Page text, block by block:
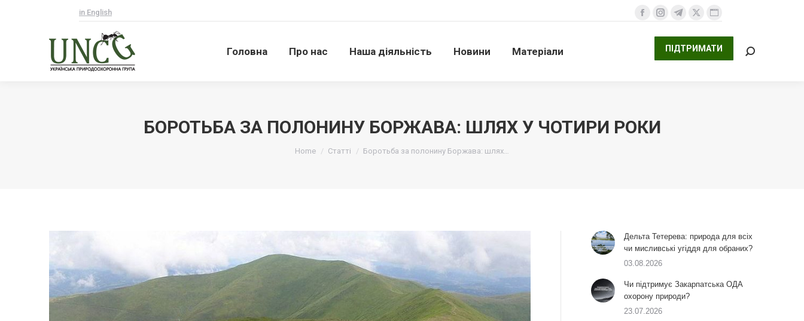
in English
Facebook
сторінка
відкривається
Instagram
сторінка
відкривається
Telegram
сторінка
відкривається
X
сторінка
відкривається
Website
сторінка
відкривається
Головна Про нас Наша діяльність Новини Матеріали ПІДТРИМАТИ Search:
БОРОТЬБА ЗА ПОЛОНИНУ БОРЖАВА: ШЛЯХ У ЧОТИРИ РОКИ
Home Статті Боротьба за полонину Боржава: шлях…
Дельта Тетерева: природа для всіх
чи мисливські угіддя для обраних?
03.08.2026
Чи підтримує Закарпатська ОДА
охорону природи?
23.07.2026
Головна Про нас Наша діяльність Новини Матеріали ПІДТРИМАТИ